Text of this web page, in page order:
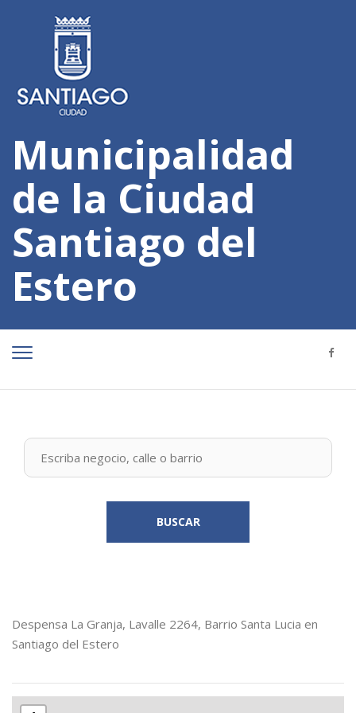
Municipalidad
de la Ciudad
Santiago del
Estero
BUSCAR
Despensa La Granja, Lavalle 2264, Barrio Santa Lucia en
Santiago del Estero